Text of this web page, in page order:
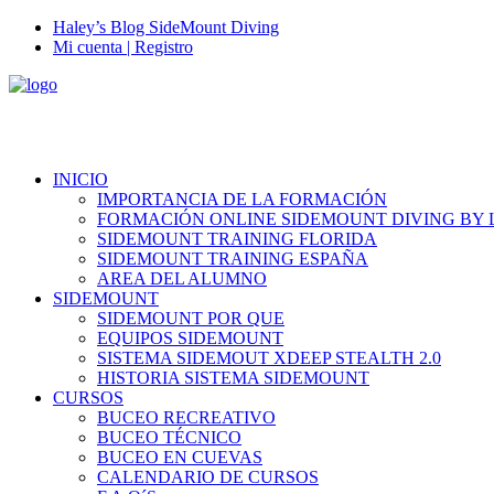
Haley’s Blog SideMount Diving
Mi cuenta | Registro
INICIO
IMPORTANCIA DE LA FORMACIÓN
FORMACIÓN ONLINE SIDEMOUNT DIVING BY
SIDEMOUNT TRAINING FLORIDA
SIDEMOUNT TRAINING ESPAÑA
AREA DEL ALUMNO
SIDEMOUNT
SIDEMOUNT POR QUE
EQUIPOS SIDEMOUNT
SISTEMA SIDEMOUT XDEEP STEALTH 2.0
HISTORIA SISTEMA SIDEMOUNT
CURSOS
BUCEO RECREATIVO
BUCEO TÉCNICO
BUCEO EN CUEVAS
CALENDARIO DE CURSOS